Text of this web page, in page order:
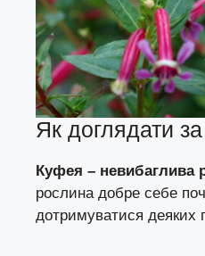
Як доглядати
Куфея – невибаглива
рослина добре себе
дотримуватися деяких